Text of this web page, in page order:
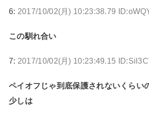
6: 2017/10/02(月) 10:23:38.79
この馴れ合い
7: 2017/10/02(月) 10:23:49.15
ペイオフじゃ到底保護されないくらい
少しは